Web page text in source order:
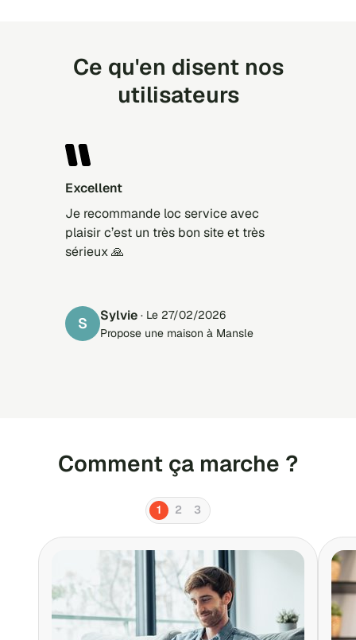
Ce qu'en disent nos
utilisateurs
Excellent
Je recommande loc service avec
plaisir c’est un très bon site et très
sérieux 🙏
S Sylvie · Le 27/02/2026
Propose une maison à Mansle
Comment ça marche ?
1 2 3